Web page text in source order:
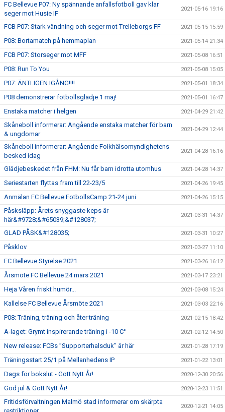
FC Bellevue P07: Ny spännande anfallsfotboll gav klar
seger mot Husie IF
2021-05-16 19:16
FCB P07: Stark vändning och seger mot Trelleborgs FF 2021-05-15 15:59
P08: Bortamatch på hemmaplan 2021-05-14 21:34
FCB P07: Storseger mot MFF 2021-05-08 16:51
P08: Run To You 2021-05-08 15:05
P07: ÄNTLIGEN IGÅNG!!!! 2021-05-01 18:34
P08 demonstrerar fotbollsglädje 1 maj! 2021-05-01 16:47
Enstaka matcher i helgen 2021-04-29 21:42
Skåneboll informerar: Angående enstaka matcher för barn
& ungdomar
2021-04-29 12:44
Skåneboll informerar: Angående Folkhälsomyndighetens
besked idag
2021-04-28 16:16
Glädjebeskedet från FHM: Nu får barn idrotta utomhus 2021-04-28 14:37
Seriestarten flyttas fram till 22-23/5 2021-04-26 19:45
Anmälan FC Bellevue FotbollsCamp 21-24 juni 2021-04-26 15:15
Påsksläpp: Årets snyggaste keps är
här&#9728;&#65039;&#128037;
2021-03-31 14:37
GLAD PÅSK&#128035; 2021-03-31 10:27
Påsklov 2021-03-27 11:10
FC Bellevue Styrelse 2021 2021-03-26 16:12
Årsmöte FC Bellevue 24 mars 2021 2021-03-17 23:21
Heja Våren friskt humör... 2021-03-08 15:24
Kallelse FC Bellevue Årsmöte 2021 2021-03-03 22:16
P08: Träning, träning och åter träning 2021-02-15 18:42
A-laget: Grymt inspirerande träning i -10 C° 2021-02-12 14:50
New release: FCBs ”Supporterhalsduk” är här 2021-01-28 17:19
Träningsstart 25/1 på Mellanhedens IP 2021-01-22 13:01
Dags för bokslut - Gott Nytt År! 2020-12-30 20:56
God jul & Gott Nytt År! 2020-12-23 11:51
Fritidsförvaltningen Malmö stad informerar om skärpta
2020-12-21 14:05